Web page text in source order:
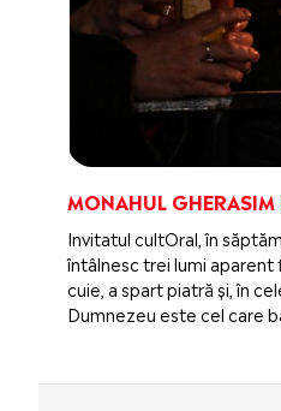
MONAHUL GHERASIM
Invitatul cultOral, în
întâlnesc trei lumi aparent
cuie, a spart piatră și, în
Dumnezeu este cel care